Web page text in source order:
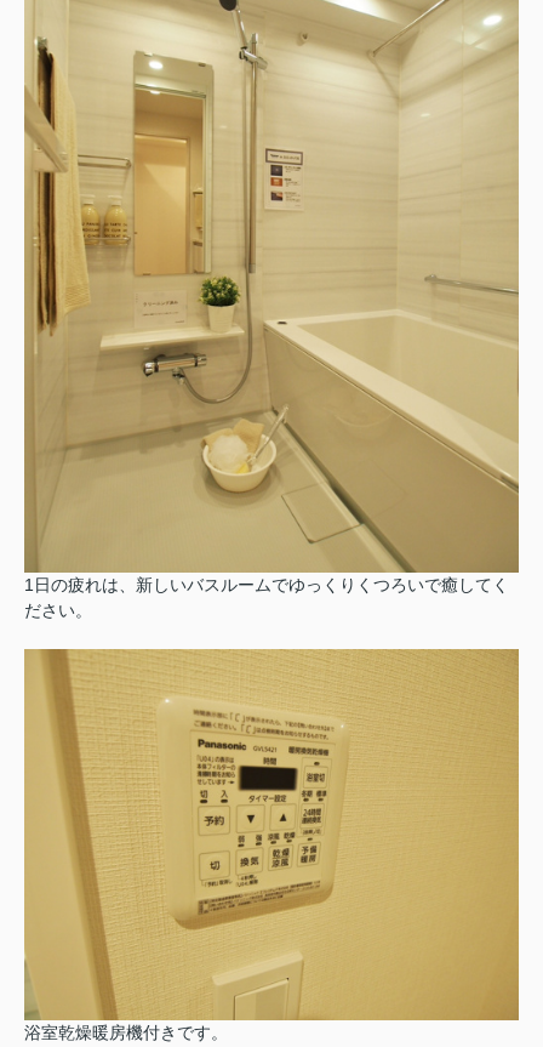
1日の疲れは、新しいバスルームでゆっくりくつろいで癒してく
ださい。
浴室乾燥暖房機付きです。